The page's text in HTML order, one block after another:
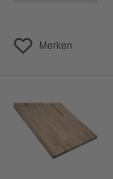
Merken